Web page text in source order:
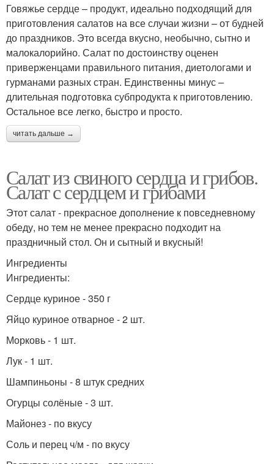
Говяжье сердце – продукт, идеально подходящий для
приготовления салатов на все случаи жизни – от будней
до праздников. Это всегда вкусно, необычно, сытно и
малокалорийно. Салат по достоинству оценен
приверженцами правильного питания, диетологами и
гурманами разных стран. Единственны минус –
длительная подготовка субпродукта к приготовлению.
Остальное все легко, быстро и просто.
читать дальше →
Салат из свиного сердца и грибов.
Салат с сердцем и грибами
Этот салат - прекрасное дополнение к повседневному
обеду, но тем не менее прекрасно подходит на
праздничный стол. Он и сытный и вкусный!
Ингредиенты
Ингредиенты:
Сердце куриное - 350 г
Яйцо куриное отварное - 2 шт.
Морковь - 1 шт.
Лук - 1 шт.
Шампиньоны - 8 штук средних
Огурцы солёные - 3 шт.
Майонез - по вкусу
Соль и перец ч/м - по вкусу